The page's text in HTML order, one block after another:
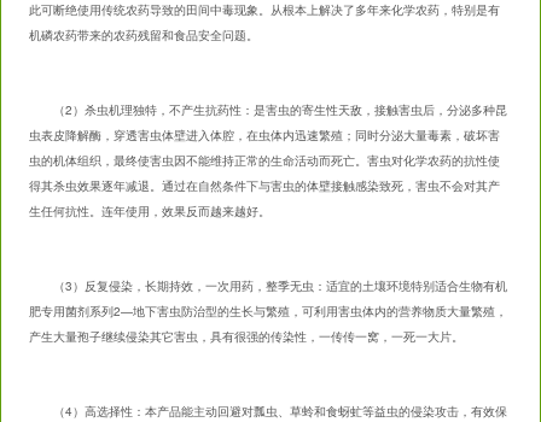
此可断绝使用传统农药导致的田间中毒现象。从根本上解决了多年来化学农药，特别是有
机磷农药带来的农药残留和食品安全问题。
（2）杀虫机理独特，不产生抗药性：是害虫的寄生性天敌，接触害虫后，分泌多种昆
虫表皮降解酶，穿透害虫体壁进入体腔，在虫体内迅速繁殖；同时分泌大量毒素，破坏害
虫的机体组织，最终使害虫因不能维持正常的生命活动而死亡。害虫对化学农药的抗性使
得其杀虫效果逐年减退。通过在自然条件下与害虫的体壁接触感染致死，害虫不会对其产
生任何抗性。连年使用，效果反而越来越好。
（3）反复侵染，长期持效，一次用药，整季无虫：适宜的土壤环境特别适合生物有机
肥专用菌剂系列2—地下害虫防治型的生长与繁殖，可利用害虫体内的营养物质大量繁殖，
产生大量孢子继续侵染其它害虫，具有很强的传染性，一传传一窝，一死一大片。
（4）高选择性：本产品能主动回避对瓢虫、草蛉和食蚜虻等益虫的侵染攻击，有效保